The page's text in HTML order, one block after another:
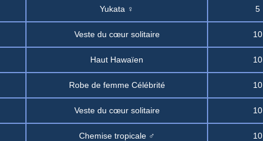
Yukata ♀ 5
Veste du cœur solitaire 10
Haut Hawaïen 10
Robe de femme Célébrité 10
Veste du cœur solitaire 10
Chemise tropicale ♂ 10